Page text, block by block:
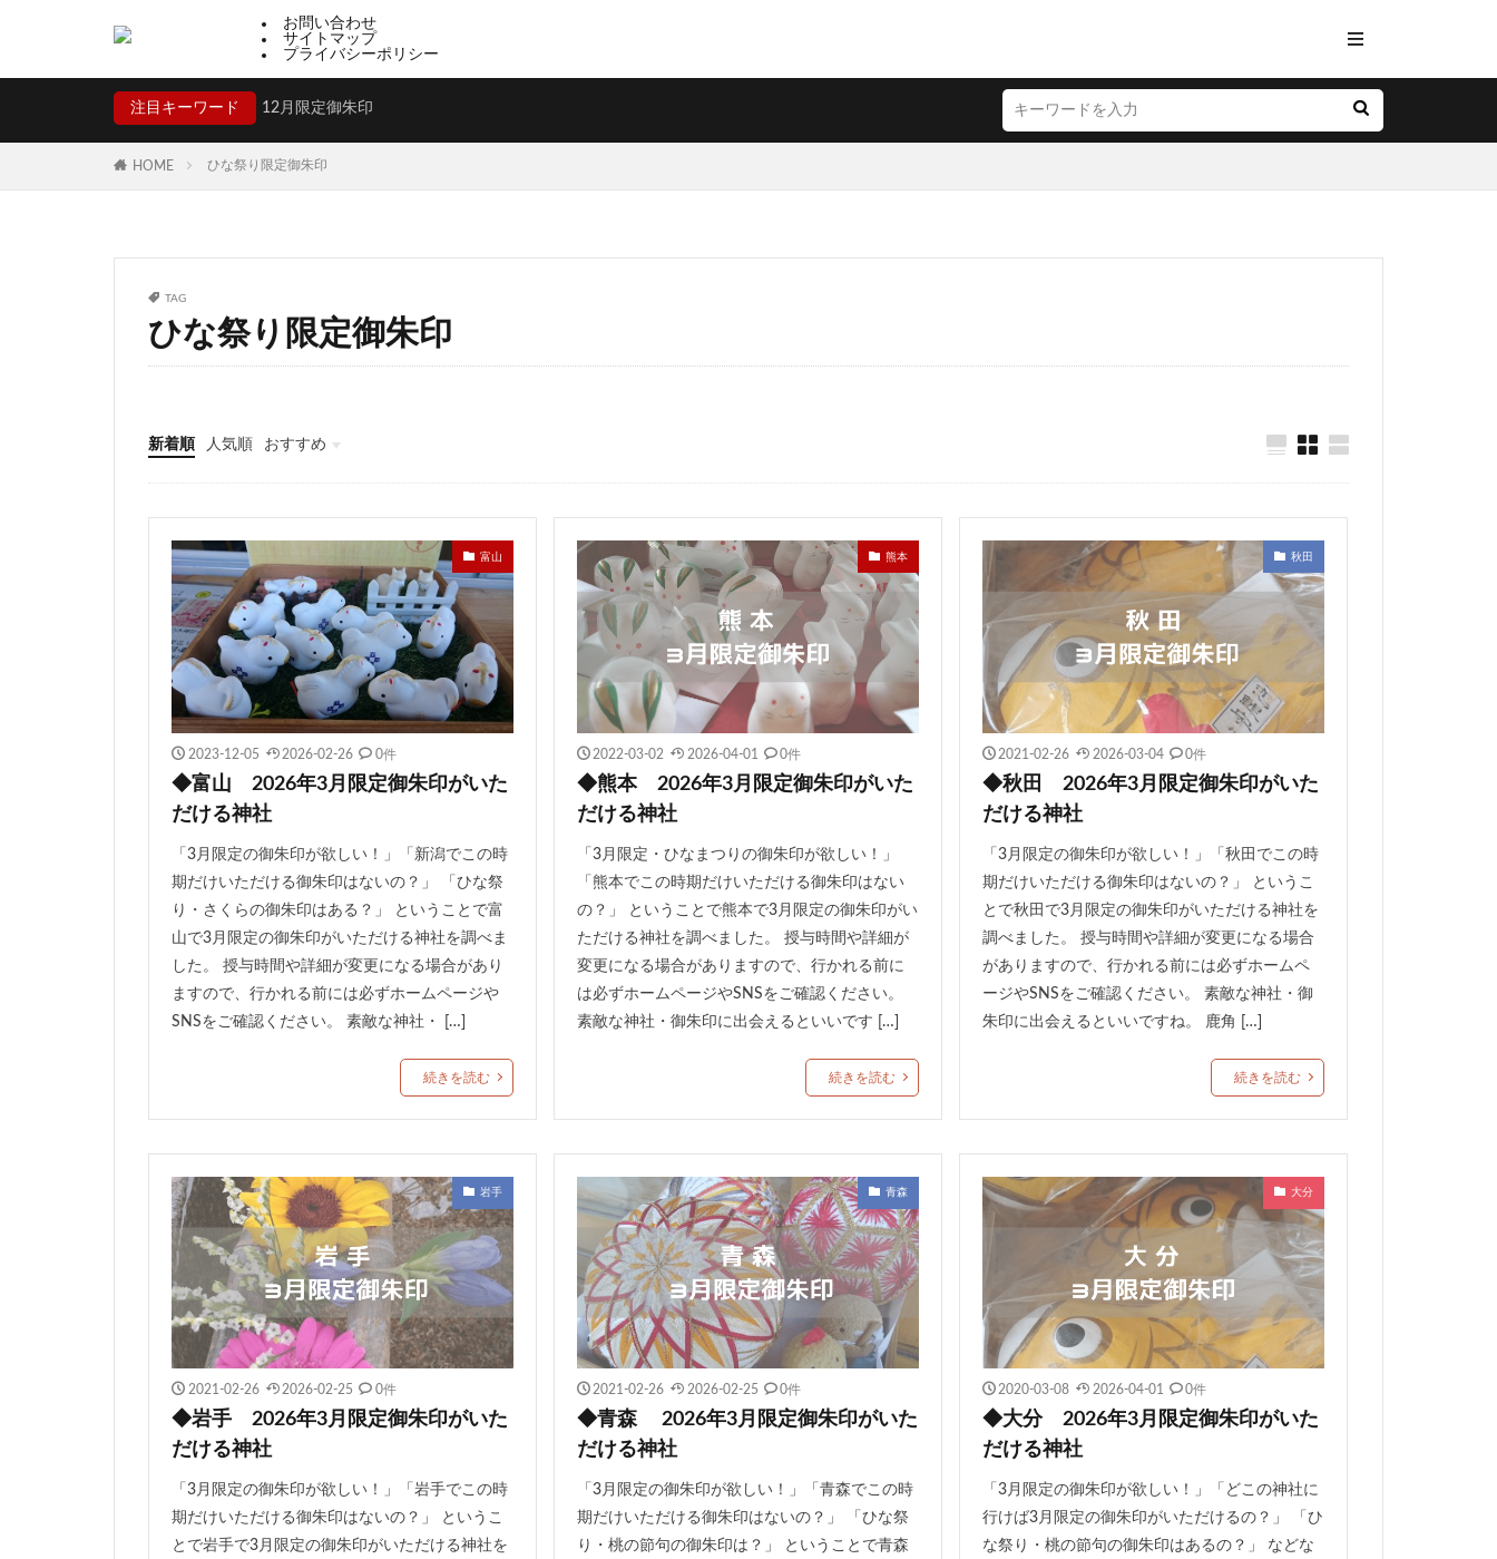
お問い合わせ
サイトマップ
プライバシーポリシー
注目キーワード 12月限定御朱印
HOME ひな祭り限定御朱印
TAG
ひな祭り限定御朱印
新着順 人気順 おすすめ
福井
山梨
静岡
京都
大阪
兵庫
奈良
和歌山
香川
高知
福岡
佐賀
富山
2023-12-05 2026-02-26 0件
◆富山 2026年3月限定御朱印がいた
だける神社
「3月限定の御朱印が欲しい！」「新潟でこの時
期だけいただける御朱印はないの？」 「ひな祭
り・さくらの御朱印はある？」 ということで富
山で3月限定の御朱印がいただける神社を調べま
した。 授与時間や詳細が変更になる場合があり
ますので、行かれる前には必ずホームページや
SNSをご確認ください。 素敵な神社・ […]
続きを読む
熊本
2022-03-02 2026-04-01 0件
◆熊本 2026年3月限定御朱印がいた
だける神社
「3月限定・ひなまつりの御朱印が欲しい！」
「熊本でこの時期だけいただける御朱印はない
の？」 ということで熊本で3月限定の御朱印がい
ただける神社を調べました。 授与時間や詳細が
変更になる場合がありますので、行かれる前に
は必ずホームページやSNSをご確認ください。
素敵な神社・御朱印に出会えるといいです […]
続きを読む
秋田
2021-02-26 2026-03-04 0件
◆秋田 2026年3月限定御朱印がいた
だける神社
「3月限定の御朱印が欲しい！」「秋田でこの時
期だけいただける御朱印はないの？」 というこ
とで秋田で3月限定の御朱印がいただける神社を
調べました。 授与時間や詳細が変更になる場合
がありますので、行かれる前には必ずホームペ
ージやSNSをご確認ください。 素敵な神社・御
朱印に出会えるといいですね。 鹿角 […]
続きを読む
岩手
2021-02-26 2026-02-25 0件
◆岩手 2026年3月限定御朱印がいた
だける神社
「3月限定の御朱印が欲しい！」「岩手でこの時
期だけいただける御朱印はないの？」 というこ
とで岩手で3月限定の御朱印がいただける神社を
青森
2021-02-26 2026-02-25 0件
◆青森 2026年3月限定御朱印がいた
だける神社
「3月限定の御朱印が欲しい！」「青森でこの時
期だけいただける御朱印はないの？」 「ひな祭
り・桃の節句の御朱印は？」 ということで青森
大分
2020-03-08 2026-04-01 0件
◆大分 2026年3月限定御朱印がいた
だける神社
「3月限定の御朱印が欲しい！」「どこの神社に
行けば3月限定の御朱印がいただけるの？」 「ひ
な祭り・桃の節句の御朱印はあるの？」 などな